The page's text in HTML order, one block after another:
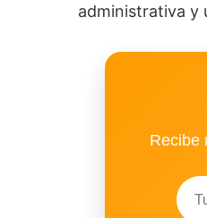
administrativa y
Recibe